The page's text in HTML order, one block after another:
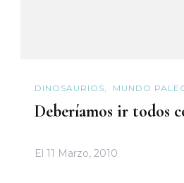
DINOSAURIOS MUNDO
Deberíamos ir todos
El 11 Marzo, 2010